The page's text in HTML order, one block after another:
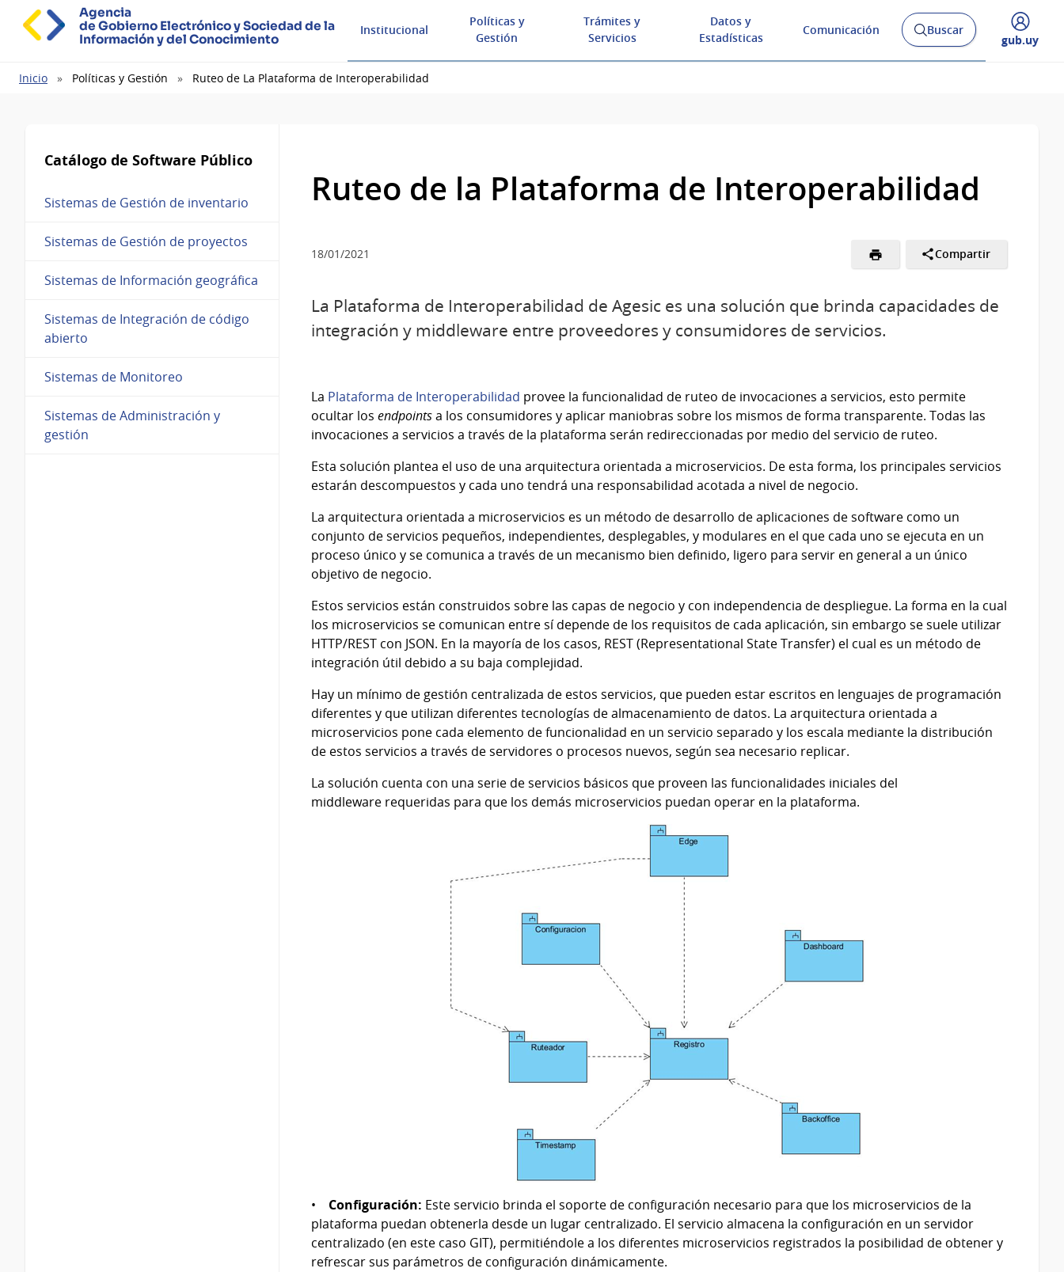
Agencia
de Gobierno Electrónico y Sociedad de la
Información y del Conocimiento
Institucional
Políticas y
Gestión
Trámites y
Servicios
Datos y
Estadísticas
Comunicación
AbrirBuscar
Desplegar
gub.uy
Ruta
Inicio Políticas y Gestión Ruteo de La Plataforma de Interoperabilidad
Catálogo de Software Público
Sistemas de Gestión de inventario
Sistemas de Gestión de proyectos
Sistemas de Información geográfica
Sistemas de Integración de código
abierto
Sistemas de Monitoreo
Sistemas de Administración y
gestión
Ruteo de la Plataforma de Interoperabilidad
18/01/2021 Compartir
La Plataforma de Interoperabilidad de Agesic es una solución que brinda capacidades de
integración y middleware entre proveedores y consumidores de servicios.
La Plataforma de Interoperabilidad provee la funcionalidad de ruteo de invocaciones a servicios, esto permite
ocultar los endpointsa los consumidores y aplicar maniobras sobre los mismos de forma transparente. Todas las
invocaciones a servicios a través de la plataforma serán redireccionadas por medio del servicio de ruteo.
Esta solución plantea el uso de una arquitectura orientada a microservicios. De esta forma, los principales servicios
estarán descompuestos y cada uno tendrá una responsabilidad acotada a nivel de negocio.
La arquitectura orientada a microservicios es un método de desarrollo de aplicaciones de software como un
conjunto de servicios pequeños, independientes, desplegables, y modulares en el que cada uno se ejecuta en un
proceso único y se comunica a través de un mecanismo bien definido, ligero para servir en general a un único
objetivo de negocio.
Estos servicios están construidos sobre las capas de negocio y con independencia de despliegue. La forma en la cual
los microservicios se comunican entre sí depende de los requisitos de cada aplicación, sin embargo se suele utilizar
HTTP/REST con JSON. En la mayoría de los casos, REST (Representational State Transfer) el cual es un método de
integración útil debido a su baja complejidad.
Hay un mínimo de gestión centralizada de estos servicios, que pueden estar escritos en lenguajes de programación
diferentes y que utilizan diferentes tecnologías de almacenamiento de datos. La arquitectura orientada a
microservicios pone cada elemento de funcionalidad en un servicio separado y los escala mediante la distribución
de estos servicios a través de servidores o procesos nuevos, según sea necesario replicar.
La solución cuenta con una serie de servicios básicos que proveen las funcionalidades iniciales del
middleware requeridas para que los demás microservicios puedan operar en la plataforma.
• Configuración: Este servicio brinda el soporte de configuración necesario para que los microservicios de la
plataforma puedan obtenerla desde un lugar centralizado. El servicio almacena la configuración en un servidor
centralizado (en este caso GIT), permitiéndole a los diferentes microservicios registrados la posibilidad de obtener y
refrescar sus parámetros de configuración dinámicamente.